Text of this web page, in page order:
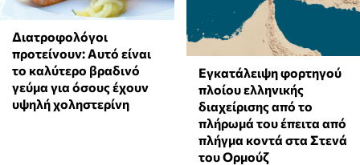
Διατροφολόγοι
προτείνουν: Αυτό είναι
το καλύτερο βραδινό
γεύμα για όσους έχουν
υψηλή χοληστερίνη
Εγκατάλειψη φορτηγού
πλοίου ελληνικής
διαχείρισης από το
πλήρωμά του έπειτα από
πλήγμα κοντά στα Στενά
του Ορμούζ